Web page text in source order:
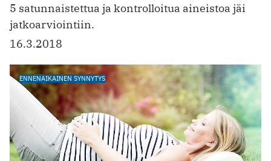
5 satunnaistettua ja kontrolloitua aineistoa jäi
jatkoarviointiin.
16.3.2018
ENNENAIKAINEN SYNNYTYS